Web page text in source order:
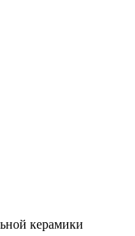
керамики